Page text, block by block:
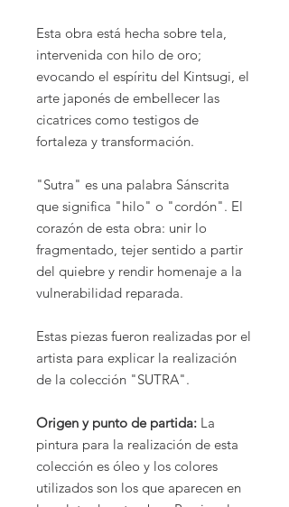
Esta obra está hecha sobre tela,
intervenida con hilo de oro;
evocando el espíritu del Kintsugi, el
arte japonés de embellecer las
cicatrices como testigos de
fortaleza y transformación.
"Sutra" es una palabra Sánscrita
que significa "hilo" o "cordón". El
corazón de esta obra: unir lo
fragmentado, tejer sentido a partir
del quiebre y rendir homenaje a la
vulnerabilidad reparada.
Estas piezas fueron realizadas por el
artista para explicar la realización
de la colección "SUTRA".
Origen y punto de partida: La
pintura para la realización de esta
colección es óleo y los colores
utilizados son los que aparecen en